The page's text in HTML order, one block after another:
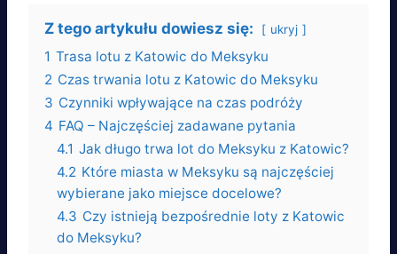
Z tego artykułu dowiesz się: ukryj
1 Trasa lotu z Katowic do Meksyku
2 Czas trwania lotu z Katowic do Meksyku
3 Czynniki wpływające na czas podróży
4 FAQ – Najczęściej zadawane pytania
4.1 Jak długo trwa lot do Meksyku z Katowic?
4.2 Które miasta w Meksyku są najczęściej
wybierane jako miejsce docelowe?
4.3 Czy istnieją bezpośrednie loty z Katowic
do Meksyku?